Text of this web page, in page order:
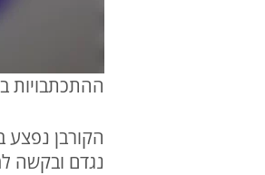
ההתכתבויות
הקורבן
נגדם ובקשה